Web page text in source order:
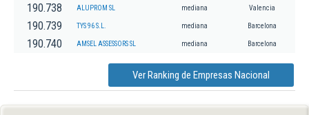
190.738 ALUPROM SL mediana Valencia
190.739 TYS 96 S.L. mediana Barcelona
190.740 AMSEL ASSESSORS SL mediana Barcelona
Ver Ranking de Empresas Nacional